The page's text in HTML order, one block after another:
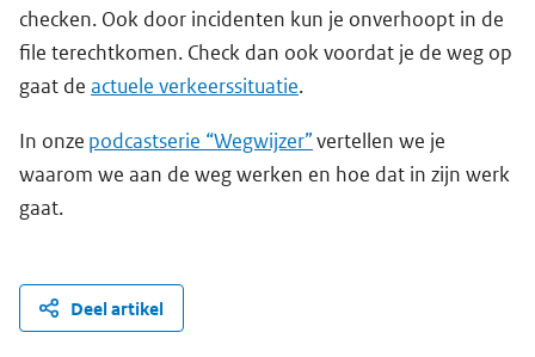
checken. Ook door incidenten kun je onverhoopt in de
file terechtkomen. Check dan ook voordat je de weg op
gaat de actuele verkeerssituatie.
In onze podcastserie “Wegwijzer”vertellen we je
waarom we aan de weg werken en hoe dat in zijn werk
gaat.
Deel artikel